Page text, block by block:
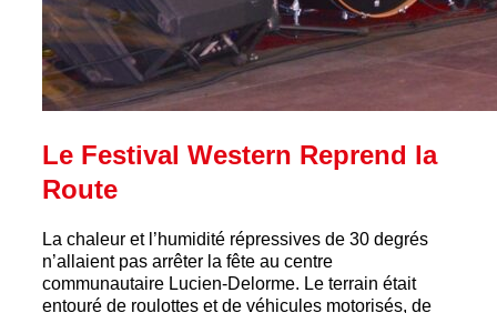
Le Festival Western Reprend la
Route
La chaleur et l’humidité répressives de 30 degrés
n’allaient pas arrêter la fête au centre
communautaire Lucien-Delorme. Le terrain était
entouré de roulottes et de véhicules motorisés, de